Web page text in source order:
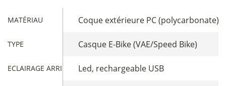
MATÉRIAU Coque extérieure PC (polycarbonate),
TYPE Casque E-Bike (VAE/Speed Bike)
ECLAIRAGE ARRIÈRE Led, rechargeable USB